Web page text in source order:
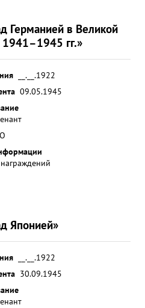
Германией в Великой
гг.»
__.__.1922
09.05.1945
Японией»
__.__.1922
30.09.1945